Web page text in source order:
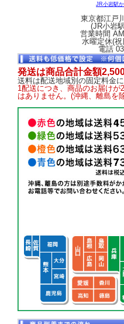
JR小岩駅
東京都江戸
(JR小岩
営業時間
水曜定休(
電話
発送は商品合計金額
送料は配送地域別の固定料金に
1配送につき、商品のお届け
はありません。(沖縄、離島を